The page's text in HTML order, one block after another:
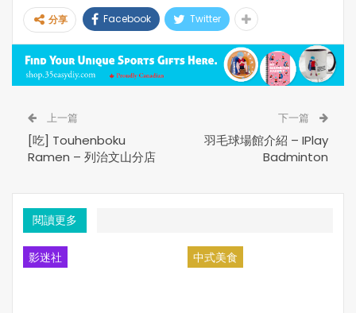
不用太強求劇情合理性吧, 尤其電影描述的幕後組織感覺如
此神通廣大, 根本不用找最強老爸出手了吧?!
畢竟, Liam Neeson 真的年紀太大了, 本作中他的樣貌明顯都
較 Taken 及 Non Stop 時期更老態, 而本片劇情設定上, Liam
手特工, 在追命列車幾場拳腳打鬥中他都被對手打得極狼狽
並渾身是傷, 這點都加強了故事說服力……
時速的感覺, 然而尾段有點劇情暴走及列車意外的視效製作
頗假, 算是它的小瑕疵。
總結 The Commuter, 是一貫的 Liam Neeson 的招牌老爸硬
分享 Facebook Twitter
上一篇
[吃] Touhenboku
Ramen – 列治文山分店
下一篇
羽毛球場館介紹 – IPlay
Badminton
閱讀更多
影迷社 中式美食